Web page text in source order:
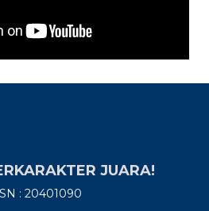
JUARA!
: 20401090